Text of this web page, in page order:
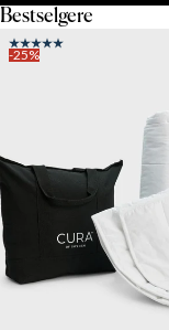
Bestselgere
-25%